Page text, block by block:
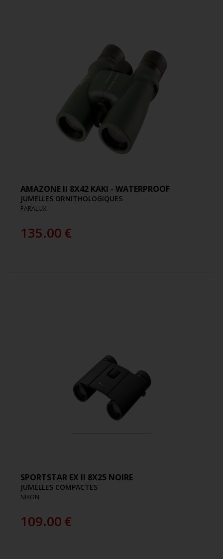
AMAZONE II 8X42 KAKI - WATERPROOF
JUMELLES ORNITHOLOGIQUES
PARALUX
135.00€
SPORTSTAR EX II 8X25 NOIRE
JUMELLES COMPACTES
NIKON
109.00€